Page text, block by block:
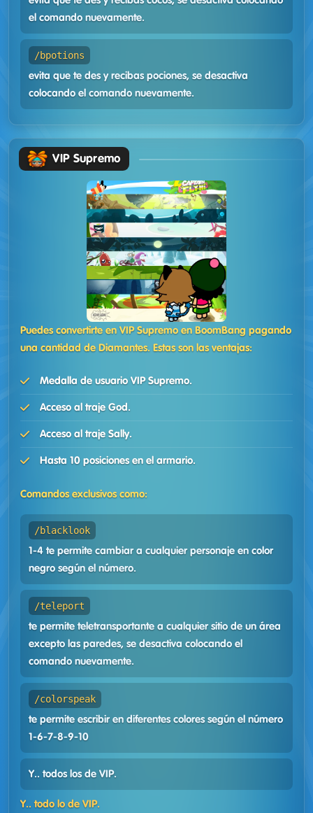
el comando nuevamente.
/bpotions
evita que te des y recibas pociones, se desactiva
colocando el comando nuevamente.
VIP Supremo
Puedes convertirte en VIP Supremo en BoomBang pagando
una cantidad de Diamantes. Estas son las ventajas:
Medalla de usuario VIP Supremo.
Acceso al traje God.
Acceso al traje Sally.
Hasta 10 posiciones en el armario.
Comandos exclusivos como:
/blacklook
1-4 te permite cambiar a cualquier personaje en color
negro según el número.
/teleport
te permite teletransportante a cualquier sitio de un área
excepto las paredes, se desactiva colocando el
comando nuevamente.
/colorspeak
te permite escribir en diferentes colores según el número
1-6-7-8-9-10
Y.. todos los de VIP.
Y.. todo lo de VIP.